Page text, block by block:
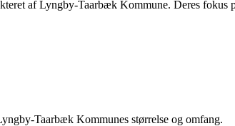
af Lyngby-Taarbæk Kommune. Deres
Taarbæk Kommunes størrelse og omfang.